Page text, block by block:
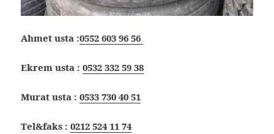
Ahmet usta :0552 603 96 56
Ekrem usta :0532 332 59 38
Murat usta :0533 730 40 51
Tel&faks :0212 524 11 74